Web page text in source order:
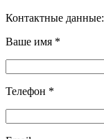
Контактные данные:
Ваше имя *
Телефон *